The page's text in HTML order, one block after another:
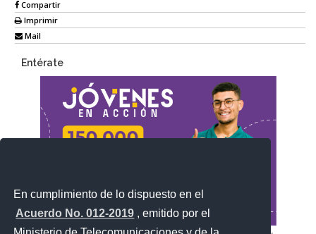
En cumplimiento de lo dispuesto en el
Acuerdo No. 012-2019 , emitido por el
Compartir
Imprimir
Mail
Entérate